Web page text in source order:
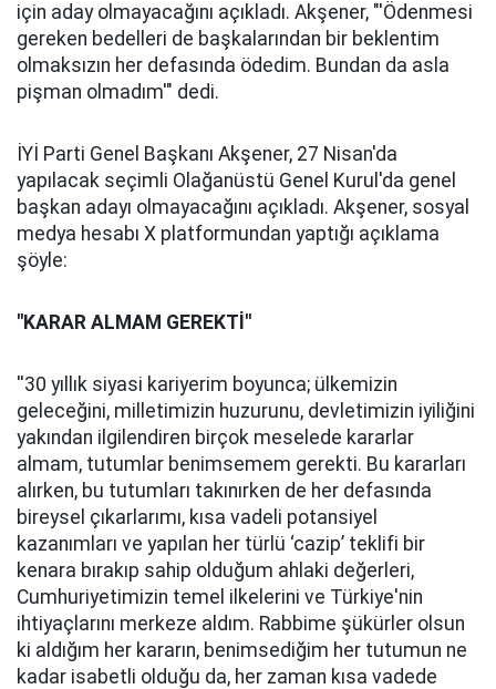
için aday olmayacağını açıkladı. Akşener, "'Ödenmesi
gereken bedelleri de başkalarından bir beklentim
olmaksızın her defasında ödedim. Bundan da asla
pişman olmadım'" dedi.
İYİ Parti Genel Başkanı Akşener, 27 Nisan'da
yapılacak seçimli Olağanüstü Genel Kurul'da genel
başkan adayı olmayacağını açıkladı. Akşener, sosyal
medya hesabı X platformundan yaptığı açıklama
şöyle:
''KARAR ALMAM GEREKTİ''
''30 yıllık siyasi kariyerim boyunca; ülkemizin
geleceğini, milletimizin huzurunu, devletimizin iyiliğini
yakından ilgilendiren birçok meselede kararlar
almam, tutumlar benimsemem gerekti. Bu kararları
alırken, bu tutumları takınırken de her defasında
bireysel çıkarlarımı, kısa vadeli potansiyel
kazanımları ve yapılan her türlü ‘cazip’ teklifi bir
kenara bırakıp sahip olduğum ahlaki değerleri,
Cumhuriyetimizin temel ilkelerini ve Türkiye'nin
ihtiyaçlarını merkeze aldım. Rabbime şükürler olsun
ki aldığım her kararın, benimsediğim her tutumun ne
kadar isabetli olduğu da, her zaman kısa vadede